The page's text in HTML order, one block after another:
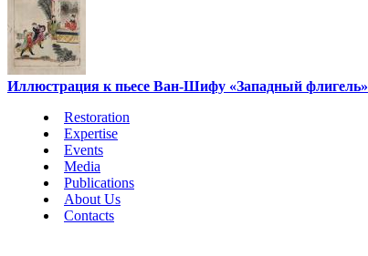
Иллюстрация к пьесе Ван-Шифу «Западный флигель»
Restoration
Expertise
Events
Media
Publications
About Us
Contacts